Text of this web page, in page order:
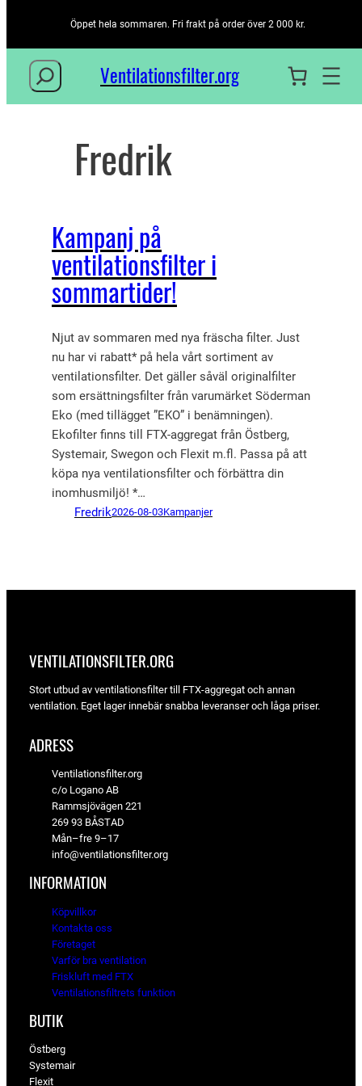
Hoppa
Öppet hela sommaren. Fri frakt på order över 2 000 kr.
Sök Ventilationsfilter­.org
Fredrik
Kampanj på
ventilationsfilter i
sommartider!
Njut av sommaren med nya fräscha filter. Just
nu har vi rabatt* på hela vårt sortiment av
ventilationsfilter. Det gäller såväl originalfilter
som ersättningsfilter från varumärket Söderman
Eko (med tillägget ”EKO” i benämningen).
Ekofilter finns till FTX-aggregat från Östberg,
Systemair, Swegon och Flexit m.fl. Passa på att
köpa nya ventilationsfilter och förbättra din
inomhusmiljö! *…
Fredrik2026-08-03Kampanjer
VENTILATIONSFILTER­.ORG
Stort utbud av ventilationsfilter till FTX-aggregat och annan
ventilation. Eget lager innebär snabba leveranser och låga priser.
ADRESS
Ventilationsfilter.org
c/o Logano AB
Rammsjövägen 221
269 93 BÅSTAD
Mån–fre 9–17
info@ventilationsfilter.org
INFORMATION
Köpvillkor
Kontakta oss
Företaget
Varför bra ventilation
Friskluft med FTX
Ventilationsfiltrets funktion
BUTIK
Östberg
Systemair
Flexit